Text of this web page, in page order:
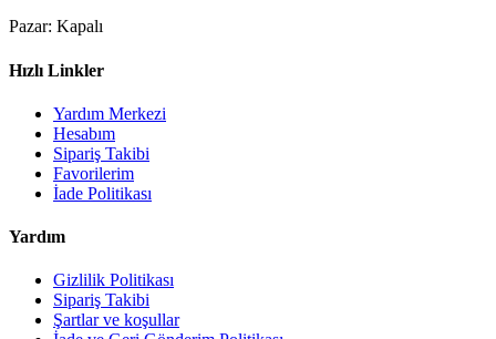
Pazar: Kapalı
Hızlı Linkler
Yardım Merkezi
Hesabım
Sipariş Takibi
Favorilerim
İade Politikası
Yardım
Gizlilik Politikası
Sipariş Takibi
Şartlar ve koşullar